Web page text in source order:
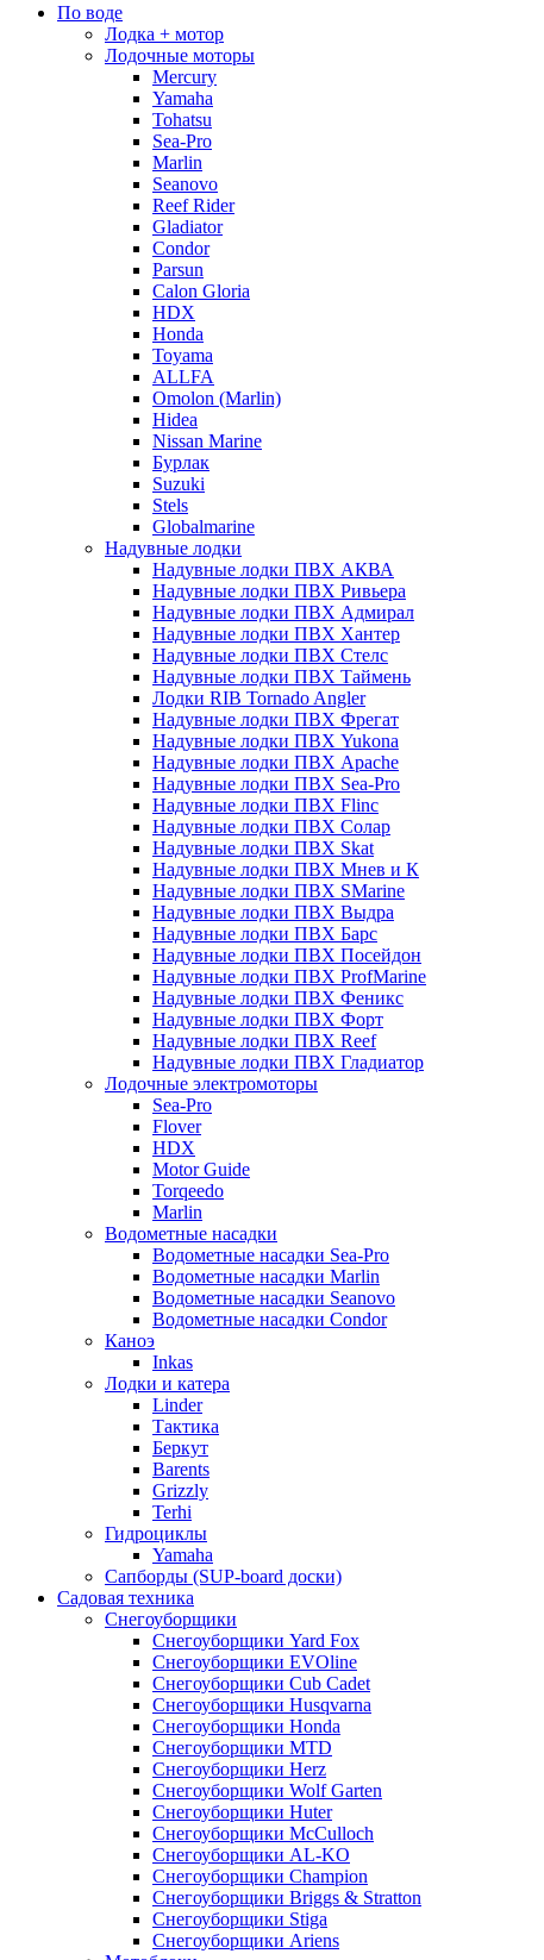
По воде
Лодка + мотор
Лодочные моторы
Mercury
Yamaha
Tohatsu
Sea-Pro
Marlin
Seanovo
Reef Rider
Gladiator
Condor
Parsun
Calon Gloria
HDX
Honda
Toyama
ALLFA
Omolon (Marlin)
Hidea
Nissan Marine
Бурлак
Suzuki
Stels
Globalmarine
Надувные лодки
Надувные лодки ПВХ АКВА
Надувные лодки ПВХ Ривьера
Надувные лодки ПВХ Адмирал
Надувные лодки ПВХ Хантер
Надувные лодки ПВХ Стелс
Надувные лодки ПВХ Таймень
Лодки RIB Tornado Angler
Надувные лодки ПВХ Фрегат
Надувные лодки ПВХ Yukona
Надувные лодки ПВХ Apache
Надувные лодки ПВХ Sea-Pro
Надувные лодки ПВХ Flinc
Надувные лодки ПВХ Солар
Надувные лодки ПВХ Skat
Надувные лодки ПВХ Мнев и К
Надувные лодки ПВХ SMarine
Надувные лодки ПВХ Выдра
Надувные лодки ПВХ Барс
Надувные лодки ПВХ Посейдон
Надувные лодки ПВХ ProfMarine
Надувные лодки ПВХ Феникс
Надувные лодки ПВХ Форт
Надувные лодки ПВХ Reef
Надувные лодки ПВХ Гладиатор
Лодочные электромоторы
Sea-Pro
Flover
HDX
Motor Guide
Torqeedo
Marlin
Водометные насадки
Водометные насадки Sea-Pro
Водометные насадки Marlin
Водометные насадки Seanovo
Водометные насадки Condor
Каноэ
Inkas
Лодки и катера
Linder
Тактика
Беркут
Barents
Grizzly
Terhi
Гидроциклы
Yamaha
Сапборды (SUP-board доски)
Садовая техника
Снегоуборщики
Снегоуборщики Yard Fox
Снегоуборщики EVOline
Снегоуборщики Cub Cadet
Снегоуборщики Husqvarna
Снегоуборщики Honda
Снегоуборщики MTD
Снегоуборщики Herz
Снегоуборщики Wolf Garten
Снегоуборщики Huter
Снегоуборщики McCulloch
Снегоуборщики AL-KO
Снегоуборщики Champion
Снегоуборщики Briggs & Stratton
Снегоуборщики Stiga
Снегоуборщики Ariens